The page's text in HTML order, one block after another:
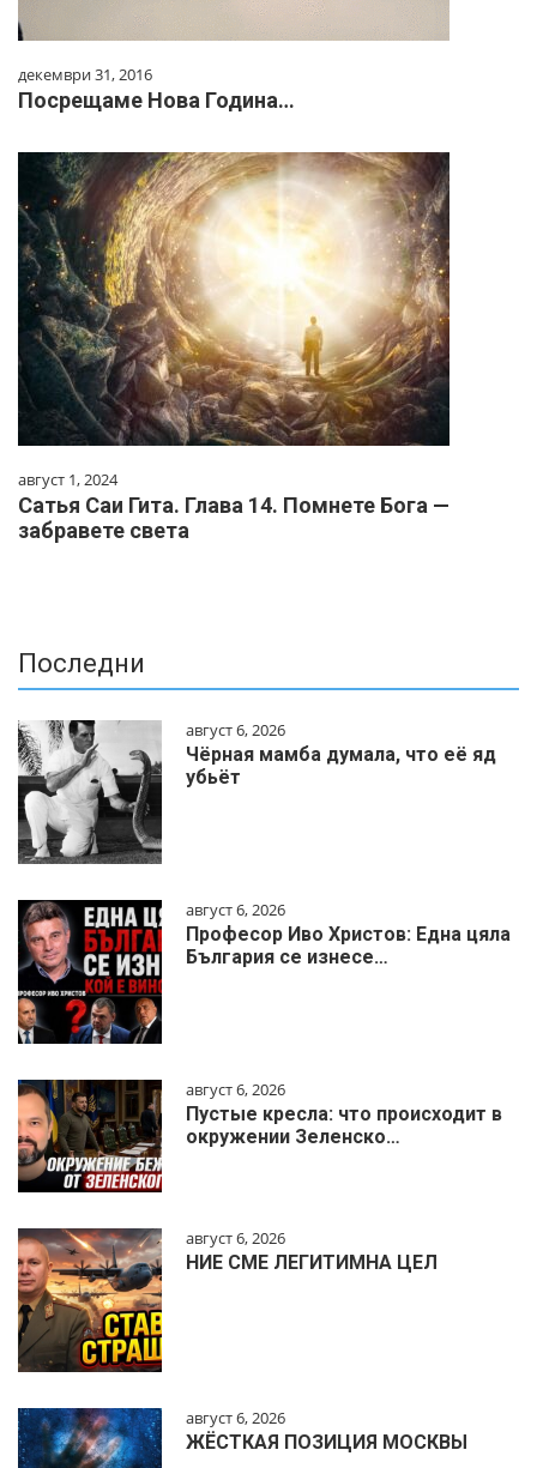
декември 31, 2016
Посрещаме Нова Година…
август 1, 2024
Сатья Саи Гита. Глава 14. Помнете Бога —
забравете света
Последни
август 6, 2026
Чёрная мамба думала, что её яд
убьёт
август 6, 2026
Професор Иво Христов: Една цяла
България се изнесе…
август 6, 2026
Пустые кресла: что происходит в
окружении Зеленско…
август 6, 2026
НИЕ СМЕ ЛЕГИТИМНА ЦЕЛ
август 6, 2026
ЖЁСТКАЯ ПОЗИЦИЯ МОСКВЫ